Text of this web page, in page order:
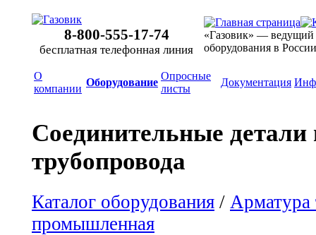
8-800-555-17-74
бесплатная телефонная линия
«Газовик» — ведущий
оборудования в России
О
компании
Оборудование
Опросные
листы
Документация
Соединительные
трубопровода
Каталог оборудования / Арматура
промышленная